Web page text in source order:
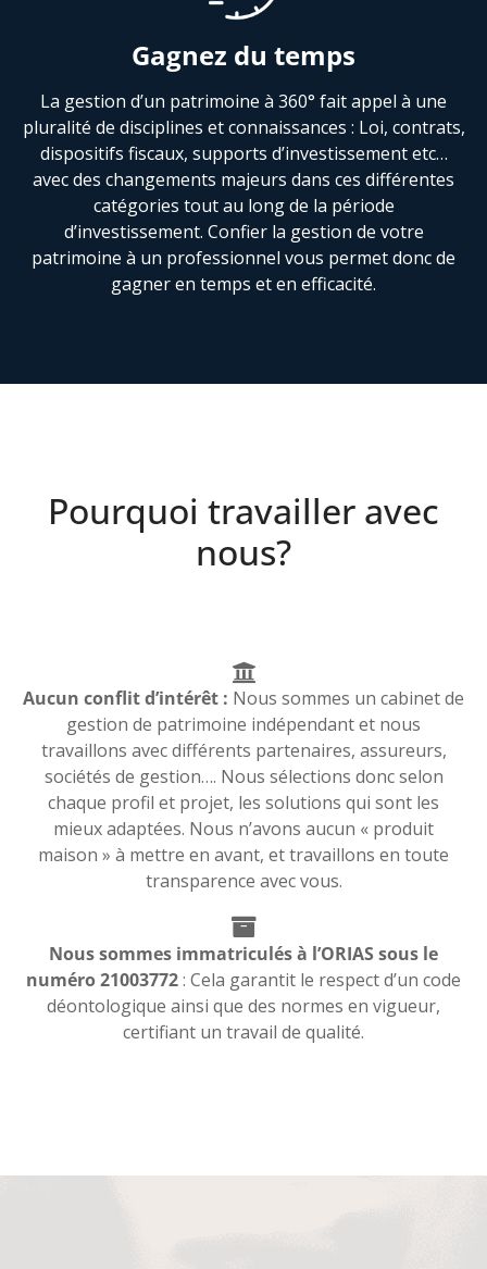
Gagnez du temps
La gestion d’un patrimoine à 360° fait appel à une
pluralité de disciplines et connaissances : Loi, contrats,
dispositifs fiscaux, supports d’investissement etc…
avec des changements majeurs dans ces différentes
catégories tout au long de la période
d’investissement. Confier la gestion de votre
patrimoine à un professionnel vous permet donc de
gagner en temps et en efficacité.
Pourquoi travailler avec
nous?
Aucun conflit d’intérêt : Nous sommes un cabinet de
gestion de patrimoine indépendant et nous
travaillons avec différents partenaires, assureurs,
sociétés de gestion…. Nous sélections donc selon
chaque profil et projet, les solutions qui sont les
mieux adaptées. Nous n’avons aucun « produit
maison » à mettre en avant, et travaillons en toute
transparence avec vous.
Nous sommes immatriculés à l’ORIAS sous le
numéro 21003772: Cela garantit le respect d’un code
déontologique ainsi que des normes en vigueur,
certifiant un travail de qualité.